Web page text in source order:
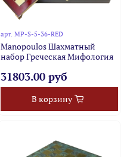
арт. MP-S-5-36-RED
Manopoulos Шахматный
набор Греческая Мифология
31803.00 руб
В корзину